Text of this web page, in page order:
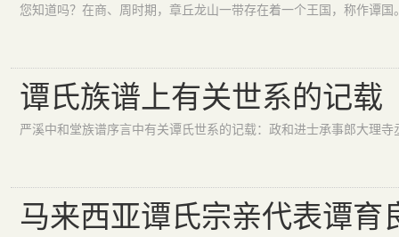
谭氏族谱上有关世系的记载
马来西亚谭氏宗亲代表谭育